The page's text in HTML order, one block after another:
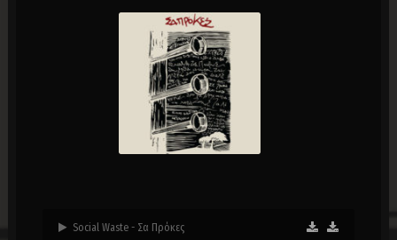
Social Waste - Σα Πρόκες